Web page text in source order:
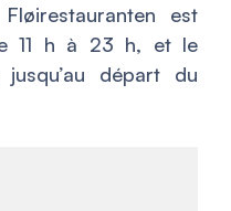
est
11 h à 23 h, et le
départ du